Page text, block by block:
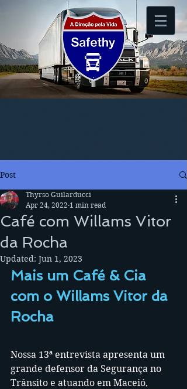
Post
Café com Willams Vitor
da Rocha
Thyrso Guilarducci
Apr 24, 2022 1 min read
Updated: Jun 1, 2023
Mais um Café & Cia
com o Willams Vitor da
Rocha
Nossa 13ª entrevista apresenta um
grande defensor da Segurança no
Trânsito e atuando em Maceió,